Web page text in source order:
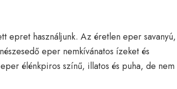
epret használjunk. Az éretlen eper savanyú,
eper nemkívánatos ízeket és
élénkpiros színű, illatos és puha, de nem